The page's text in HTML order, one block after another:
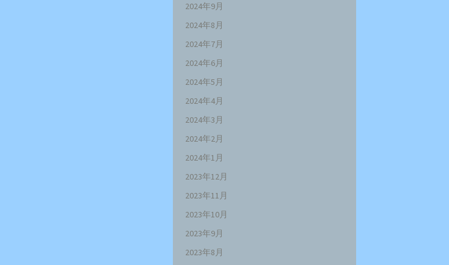
2024年9月
2024年8月
2024年7月
2024年6月
2024年5月
2024年4月
2024年3月
2024年2月
2024年1月
2023年12月
2023年11月
2023年10月
2023年9月
2023年8月